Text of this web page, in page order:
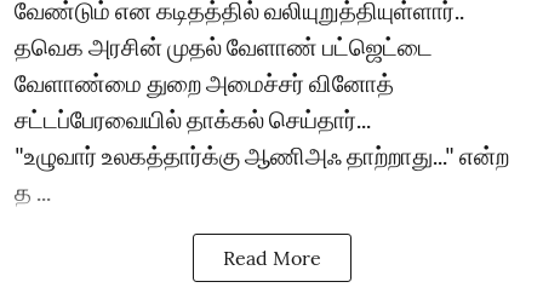
வேண்டும் என கடிதத்தில் வலியுறுத்தியுள்ளார்..
தவெக அரசின் முதல் வேளாண் பட்ஜெட்டை
வேளாண்மை துறை அமைச்சர் வினோத்
சட்டப்பேரவையில் தாக்கல் செய்தார்...
"உழுவார் உலகத்தார்க்கு ஆணிஅஃ தாற்றாது..." என்ற
த ...
Read More